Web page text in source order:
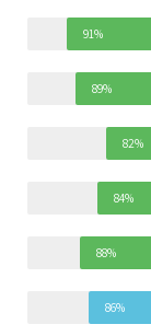
91%
89%
82%
84%
88%
86%